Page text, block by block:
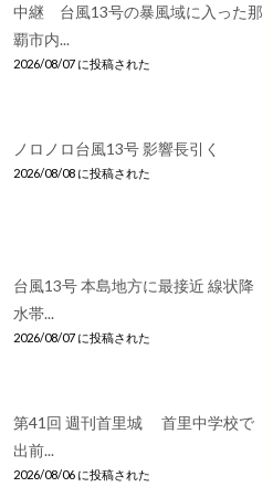
中継 台風13号の暴風域に入った那
覇市内...
2026/08/07 に投稿された
ノロノロ台風13号 影響長引く
2026/08/08 に投稿された
台風13号 本島地方に最接近 線状降
水帯...
2026/08/07 に投稿された
第41回 週刊首里城 首里中学校で
出前...
2026/08/06 に投稿された